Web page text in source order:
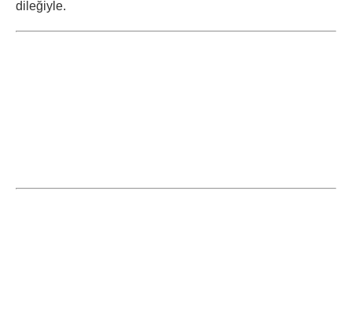
dileğiyle.